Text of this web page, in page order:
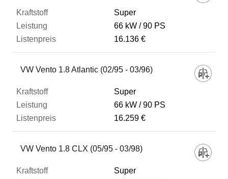
Super
66 kW
90 PS
16.136 €
VW Vento 1.8 Atlantic (02/95 - 03/96)
Super
66 kW
90 PS
16.259 €
VW Vento 1.8 CLX (05/95 - 03/98)
Super